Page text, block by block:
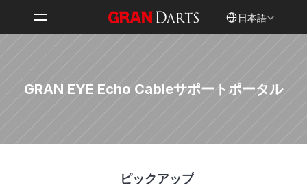
日本語
GRAN EYE Echo Cableサポートポータル
ピックアップ